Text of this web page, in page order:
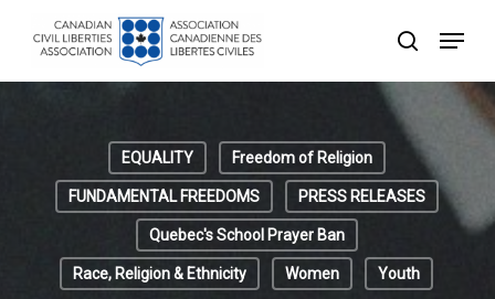
search
Menu
EQUALITY Freedom of Religion
FUNDAMENTAL FREEDOMS PRESS RELEASES
Quebec's School Prayer Ban
Race, Religion & Ethnicity Women Youth
Menu